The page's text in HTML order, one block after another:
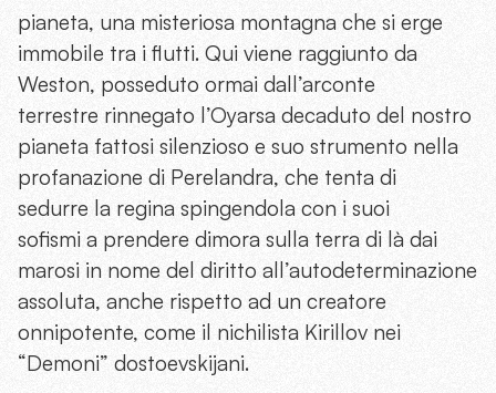
pianeta, una misteriosa montagna che si erge
immobile tra i flutti. Qui viene raggiunto da
Weston, posseduto ormai dall’arconte
terrestre rinnegato l’Oyarsa decaduto del nostro
pianeta fattosi silenzioso e suo strumento nella
profanazione di Perelandra, che tenta di
sedurre la regina spingendola con i suoi
sofismi a prendere dimora sulla terra di là dai
marosi in nome del diritto all’autodeterminazione
assoluta, anche rispetto ad un creatore
onnipotente, come il nichilista Kirillov nei
“Demoni” dostoevskijani.